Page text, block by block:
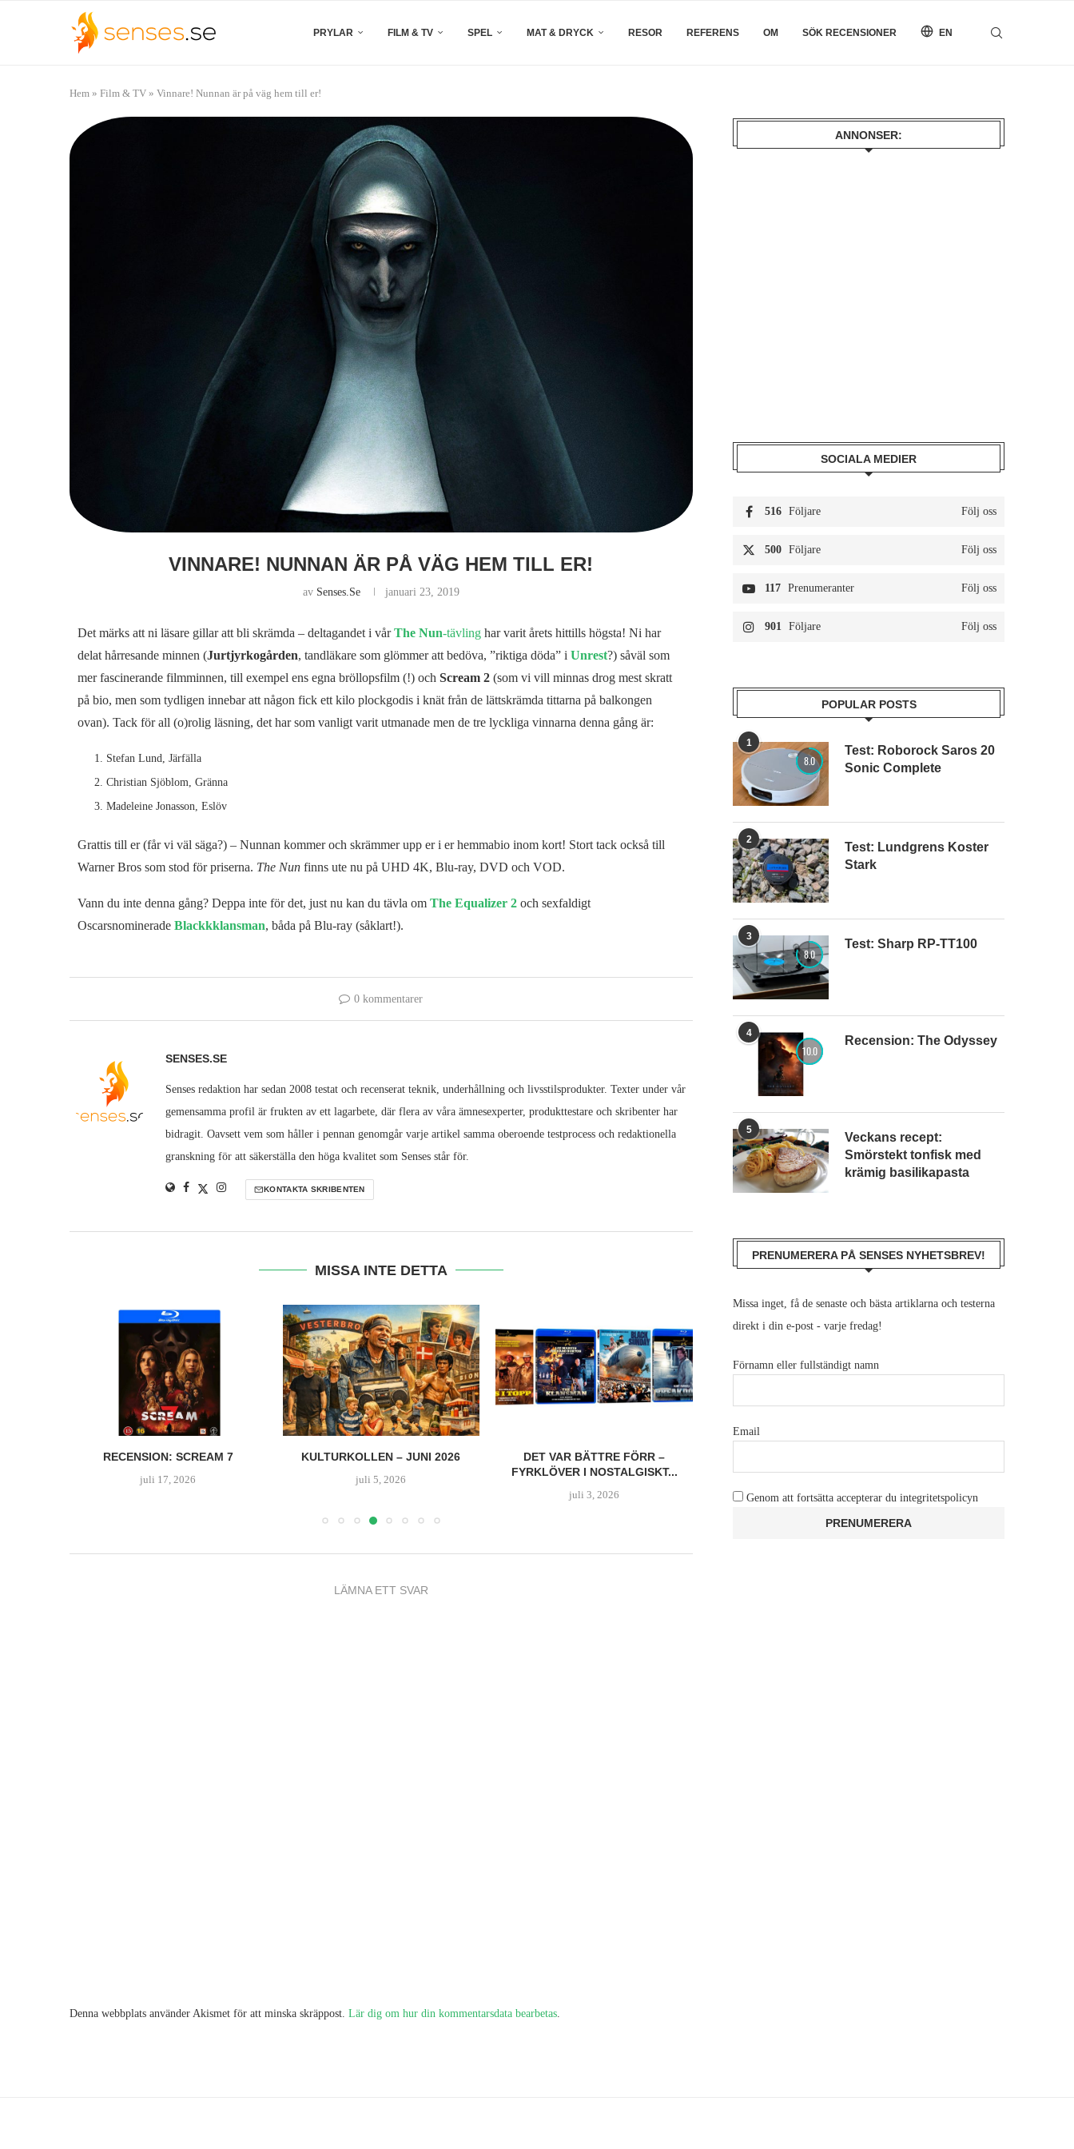
PRYLAR FILM & TV SPEL MAT & DRYCK RESOR REFERENS OM SÖK RECENSIONER EN
Hem » Film & TV » Vinnare! Nunnan är på väg hem till er!
VINNARE! NUNNAN ÄR PÅ VÄG HEM TILL ER!
av Senses.se januari 23, 2019
Det märks att ni läsare gillar att bli skrämda – deltagandet i vårThe Nun-tävlinghar varit årets hittills högsta! Ni har
delat hårresande minnen (Jurtjyrkogården, tandläkare som glömmer att bedöva, ”riktiga döda” i Unrest?) såväl som
mer fascinerande filmminnen, till exempel ens egna bröllopsfilm (!) och Scream 2(som vi vill minnas drog mest skratt
på bio, men som tydligen innebar att någon fick ett kilo plockgodis i knät från de lättskrämda tittarna på balkongen
ovan). Tack för all (o)rolig läsning, det har som vanligt varit utmanade men de tre lyckliga vinnarna denna gång är:
Stefan Lund, Järfälla
Christian Sjöblom, Gränna
Madeleine Jonasson, Eslöv
Grattis till er (får vi väl säga?) – Nunnan kommer och skrämmer upp er i er hemmabio inom kort! Stort tack också till
Warner Bros som stod för priserna. The Nunfinns ute nu på UHD 4K, Blu-ray, DVD och VOD.
Vann du inte denna gång? Deppa inte för det, just nu kan du tävla om The Equalizer 2och sexfaldigt
Oscarsnominerade Blackkklansman, båda på Blu-ray (såklart!).
0 kommentarer
SENSES.SE
Senses redaktion har sedan 2008 testat och recenserat teknik, underhållning och livsstilsprodukter. Texter under vår
gemensamma profil är frukten av ett lagarbete, där flera av våra ämnesexperter, produkttestare och skribenter har
bidragit. Oavsett vem som håller i pennan genomgår varje artikel samma oberoende testprocess och redaktionella
granskning för att säkerställa den höga kvalitet som Senses står för.
KONTAKTA SKRIBENTEN
MISSA INTE DETTA
RECENSION: SCREAM 7
juli 17, 2026
KULTURKOLLEN – JUNI 2026
juli 5, 2026
DET VAR BÄTTRE FÖRR –
FYRKLÖVER I NOSTALGISKT...
juli 3, 2026
COLLECTION (UHD 4K + BD)
juni 25, 2026
(JUMPERS)
LÄMNA ETT SVAR
Denna webbplats använder Akismet för att minska skräppost. Lär dig om hur din kommentarsdata bearbetas
ANNONSER:
SOCIALA MEDIER
516 Följare Följ oss
500 Följare Följ oss
117 Prenumeranter Följ oss
901 Följare Följ oss
POPULAR POSTS
1
8.0
Test: Roborock Saros 20
Sonic Complete
2
Test: Lundgrens Koster
Stark
3
8.0
Test: Sharp RP-TT100
4
10.0
Recension: The Odyssey
5
Veckans recept:
Smörstekt tonfisk med
krämig basilikapasta
PRENUMERERA PÅ SENSES NYHETSBREV!
Missa inget, få de senaste och bästa artiklarna och testerna
direkt i din e-post - varje fredag!
Förnamn eller fullständigt namn
Email
Genom att fortsätta accepterar du integritetspolicyn